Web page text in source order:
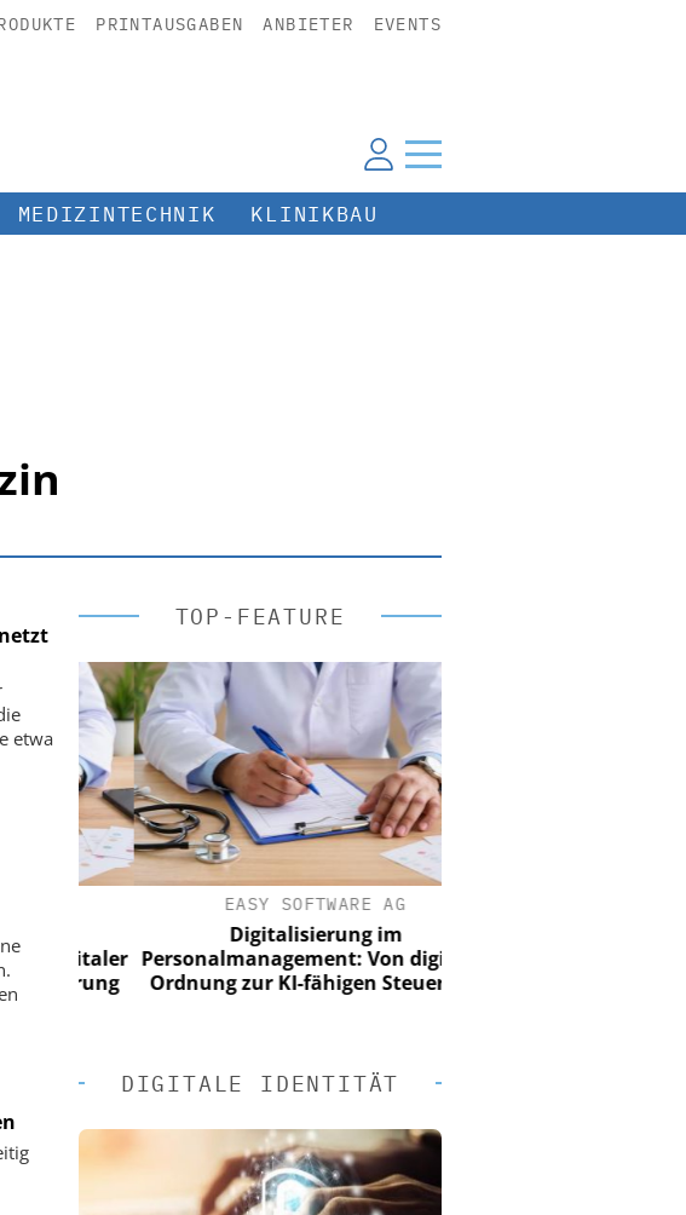
PRINTAUSGABEN ANBIETER EVENTS
MEDIZINTECHNIK KLINIKBAU
etwa
TOP-FEATURE
EASY SOFTWARE AG
Digitalisierung im
Personalmanagement: Von digitaler
Ordnung zur KI-fähigen Steuerung
DIGITALE IDENTITÄT